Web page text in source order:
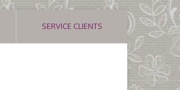
SERVICE CLIENTS